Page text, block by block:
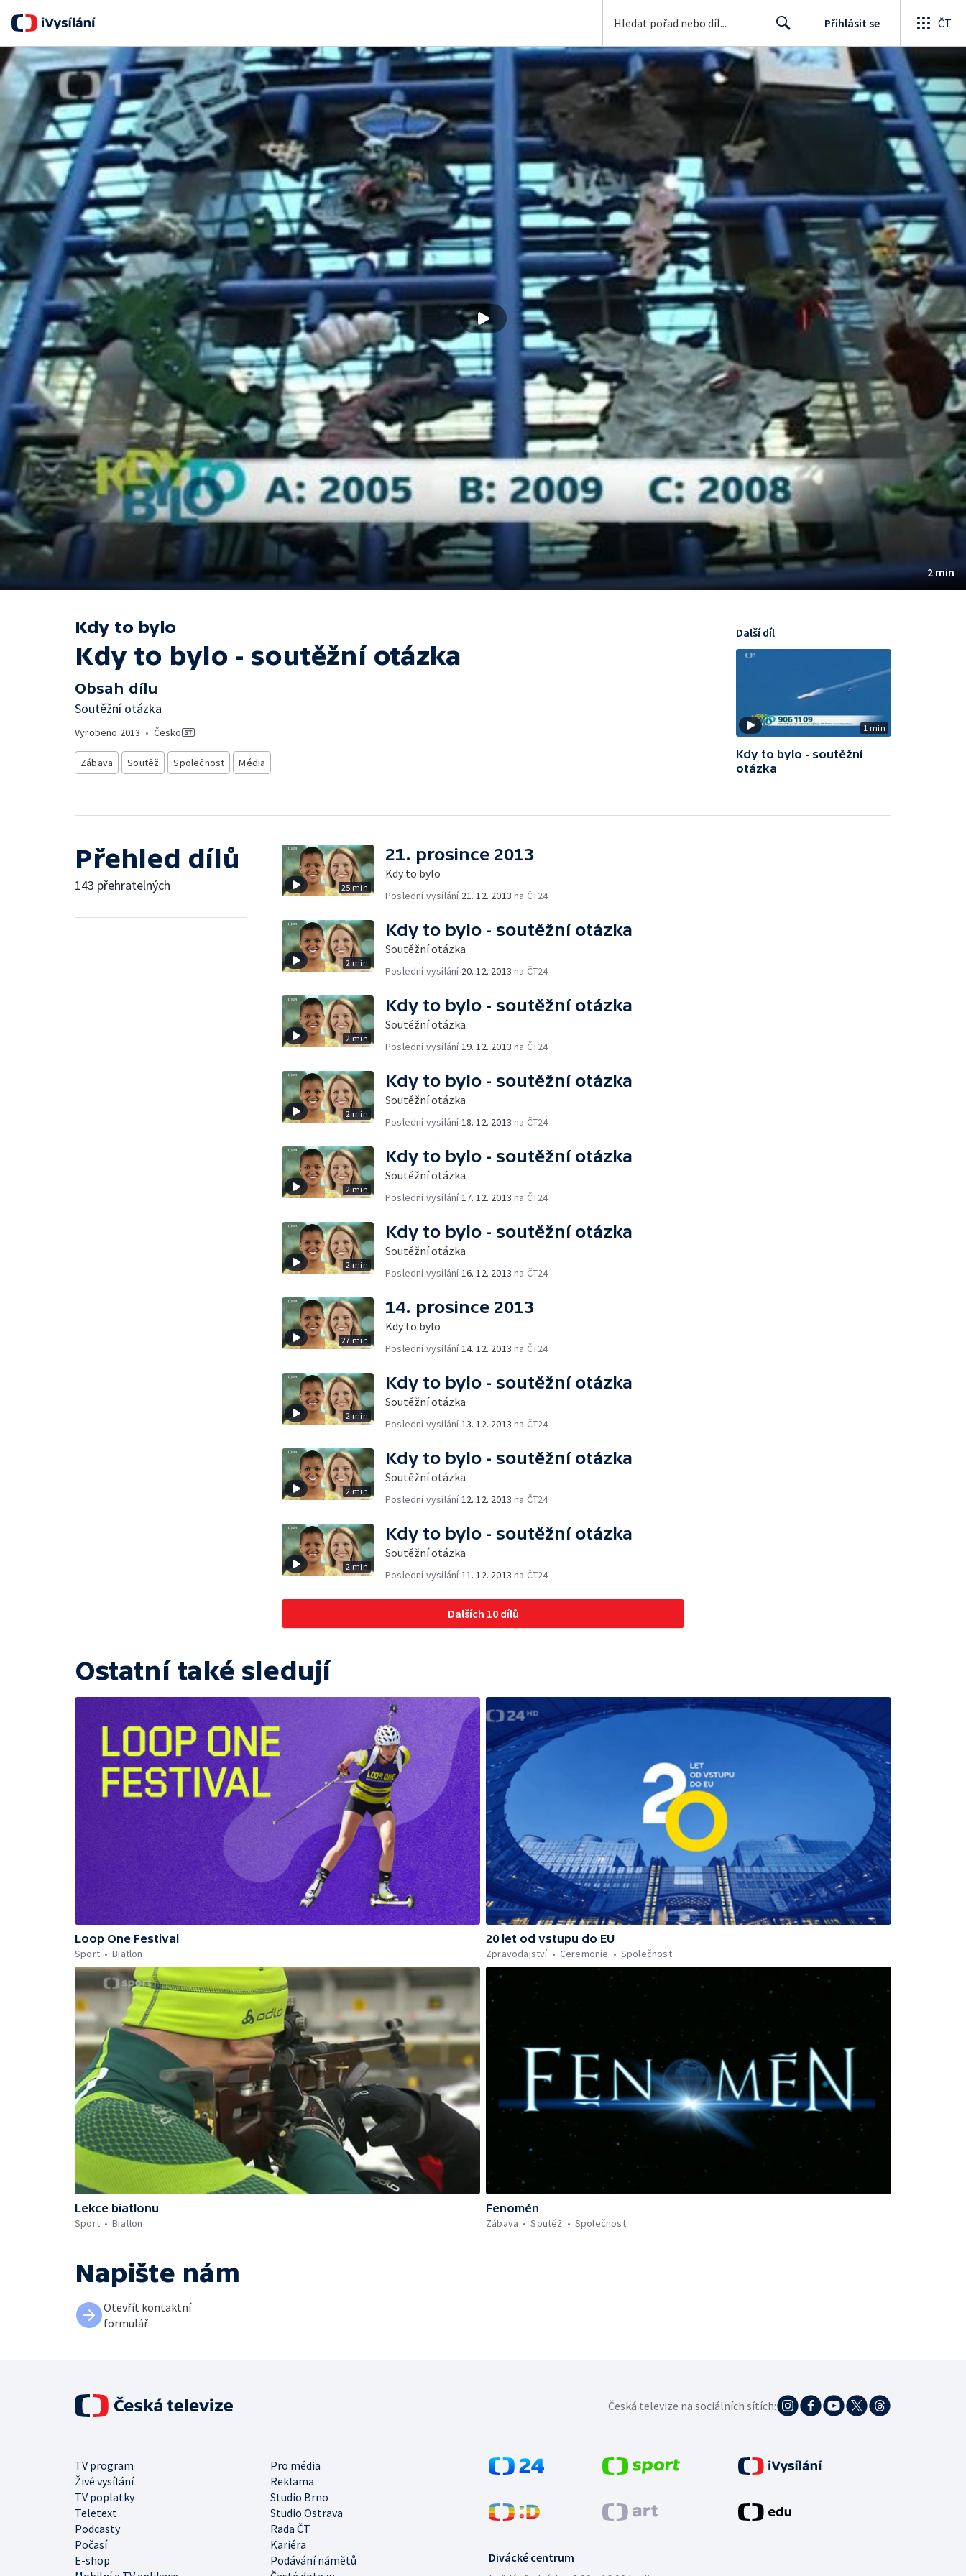
Search
Přihlásit se ČT
2 min
Kdy to bylo
Kdy to bylo - soutěžní otázka
Obsah dílu
Soutěžní otázka
Vyrobeno 2013 • Česko
Zábava Soutěž Společnost Média
1 min
Další díl
Kdy to bylo - soutěžní
otázka
Přehled dílů
143 přehratelných 25 min
21. prosince 2013
Kdy to bylo
Poslední vysílání 21. 12. 2013 na ČT24
2 min
Kdy to bylo - soutěžní otázka
Soutěžní otázka
Poslední vysílání 20. 12. 2013 na ČT24
2 min
Kdy to bylo - soutěžní otázka
Soutěžní otázka
Poslední vysílání 19. 12. 2013 na ČT24
2 min
Kdy to bylo - soutěžní otázka
Soutěžní otázka
Poslední vysílání 18. 12. 2013 na ČT24
2 min
Kdy to bylo - soutěžní otázka
Soutěžní otázka
Poslední vysílání 17. 12. 2013 na ČT24
2 min
Kdy to bylo - soutěžní otázka
Soutěžní otázka
Poslední vysílání 16. 12. 2013 na ČT24
27 min
14. prosince 2013
Kdy to bylo
Poslední vysílání 14. 12. 2013 na ČT24
2 min
Kdy to bylo - soutěžní otázka
Soutěžní otázka
Poslední vysílání 13. 12. 2013 na ČT24
2 min
Kdy to bylo - soutěžní otázka
Soutěžní otázka
Poslední vysílání 12. 12. 2013 na ČT24
2 min
Kdy to bylo - soutěžní otázka
Soutěžní otázka
Poslední vysílání 11. 12. 2013 na ČT24
Dalších 10 dílů
Ostatní také sledují
Loop One Festival
Sport
Biatlon
20 let od vstupu do EU
Zpravodajství
Ceremonie Společnost
Lekce biatlonu
Sport
Biatlon
Fenomén
Zábava
Soutěž Společnost
Napište nám
Otevřít kontaktní
formulář
Divácké centrum
TV program
Pro média
Živé vysílání
Reklama
TV poplatky
Studio Brno
Teletext
Studio Ostrava
Podcasty
Rada ČT
Počasí
Kariéra
E-shop
Podávání námětů
Česká televize na sociálních sítích: